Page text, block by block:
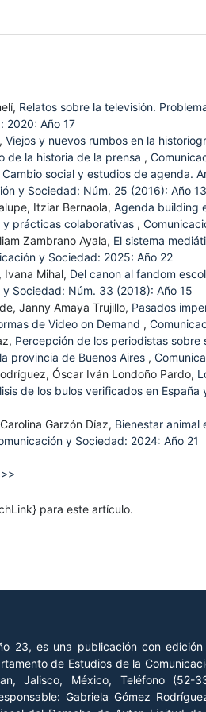
Relatos sobre la televisión.
2020: Año 17
Viejos y nuevos rumbos en la
de la historia de la prensa ,
Cambio social y estudios de agenda.
y Sociedad: Núm. 25 (2016): Año 13
Itziar Bernaola, Agenda building
prácticas colaborativas ,
Zambrano Ayala, El sistema
y Sociedad: 2025: Año 22
Ivana Mihal, Del canon al fandom
y Sociedad: Núm. 33 (2018): Año 15
Janny Amaya Trujillo, Pasados
de Video on Demand ,
Percepción de los periodistas
provincia de Buenos Aires ,
Óscar Iván Londoño Pardo,
de los bulos verificados en España
Garzón Díaz, Bienestar
y Sociedad: 2024: Año 21
>>
para este artículo.
23, es una publicación con
de Estudios de la
Jalisco, México, Teléfono (52-
Gabriela Gómez